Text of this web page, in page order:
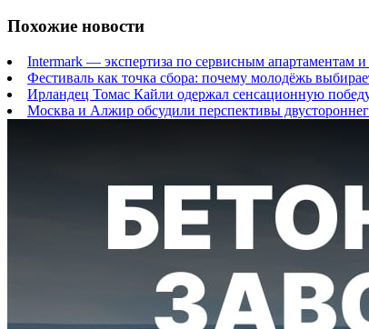
Похожие новости
Intermark — экспертиза по сервисным апартаментам и
Фестиваль как точка сбора: почему молодёжь
Ирландец Томас Кайли одержал сенсационную
Москва и Алжир обсудили перспективы